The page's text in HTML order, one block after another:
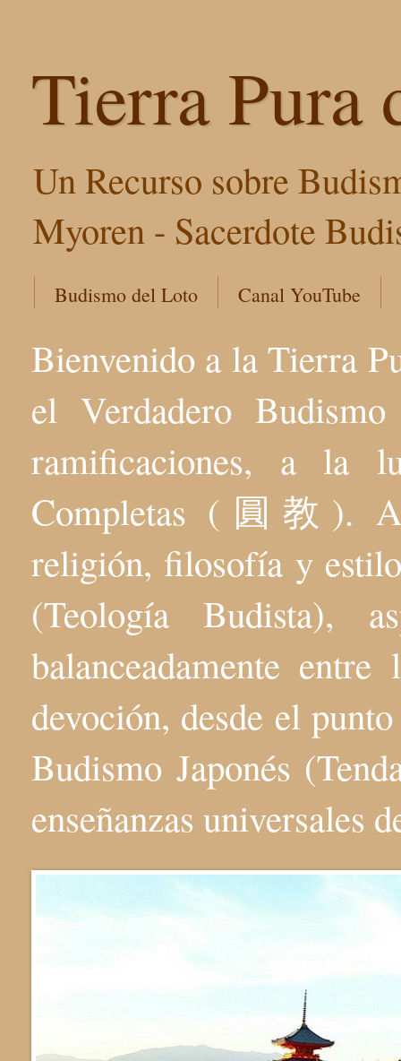
Tierra Pura
Un Recurso sobre
Myoren - Sacerdote
Budismo del Loto Canal YouTube
Bienvenido a la Tierra
el Verdadero
ramificaciones, a la
Completas (圓教).
religión, filosofía y
(Teología Budista),
balanceadamente
devoción, desde el
Budismo Japonés
enseñanzas universales